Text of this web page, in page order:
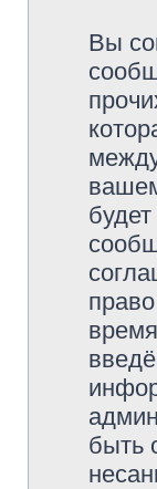
Вы
быть